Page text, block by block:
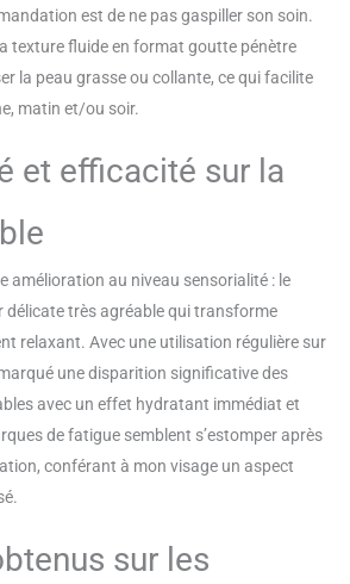
est de ne pas gaspiller son soin.
texture fluide en format goutte pénètre
la peau grasse ou collante, ce qui facilite
matin et/ou soir.
et efficacité sur la
amélioration au niveau sensorialité : le
délicate très agréable qui transforme
relaxant. Avec une utilisation régulière sur
une disparition significative des
avec un effet hydratant immédiat et
de fatigue semblent s’estomper après
conférant à mon visage un aspect
sur les